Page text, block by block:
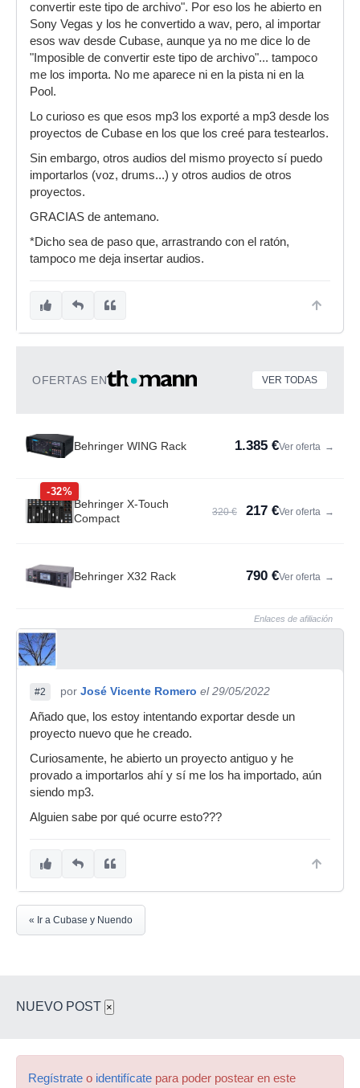
convertir este tipo de archivo". Por eso los he abierto en
Sony Vegas y los he convertido a wav, pero, al importar
esos wav desde Cubase, aunque ya no me dice lo de
"Imposible de convertir este tipo de archivo"... tampoco
me los importa. No me aparece ni en la pista ni en la
Pool.
Lo curioso es que esos mp3 los exporté a mp3 desde los
proyectos de Cubase en los que los creé para testearlos.
Sin embargo, otros audios del mismo proyecto sí puedo
importarlos (voz, drums...) y otros audios de otros
proyectos.
GRACIAS de antemano.
*Dicho sea de paso que, arrastrando con el ratón,
tampoco me deja insertar audios.
OFERTAS EN VER TODAS
Behringer WING Rack 1.385 €Ver oferta →
-32%
Behringer X-Touch
Compact
320 € 217 €Ver oferta →
Behringer X32 Rack 790 €Ver oferta →
Enlaces de afiliación
#2 por José Vicente Romero el 29/05/2022
Añado que, los estoy intentando exportar desde un
proyecto nuevo que he creado.
Curiosamente, he abierto un proyecto antiguo y he
provado a importarlos ahí y sí me los ha importado, aún
siendo mp3.
Alguien sabe por qué ocurre esto???
« Ir a Cubase y Nuendo
NUEVO POST ×
Regístrate o identifícate para poder postear en este